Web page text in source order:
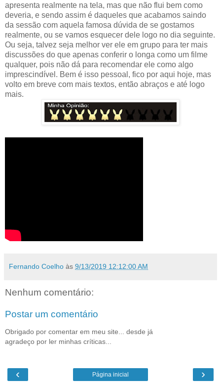
apresenta realmente na tela, mas que não flui bem como
deveria, e sendo assim é daqueles que acabamos saindo
da sessão com aquela famosa dúvida de se gostamos
realmente, ou se vamos esquecer dele logo no dia seguinte.
Ou seja, talvez seja melhor ver ele em grupo para ter mais
discussões do que apenas conferir o longa como um filme
qualquer, pois não dá para recomendar ele como algo
imprescindível. Bem é isso pessoal, fico por aqui hoje, mas
volto em breve com mais textos, então abraços e até logo
mais.
Fernando Coelho às 9/13/2019 12:12:00 AM
Nenhum comentário:
Postar um comentário
Obrigado por comentar em meu site... desde já
agradeço por ler minhas críticas...
‹ ›
Página inicial